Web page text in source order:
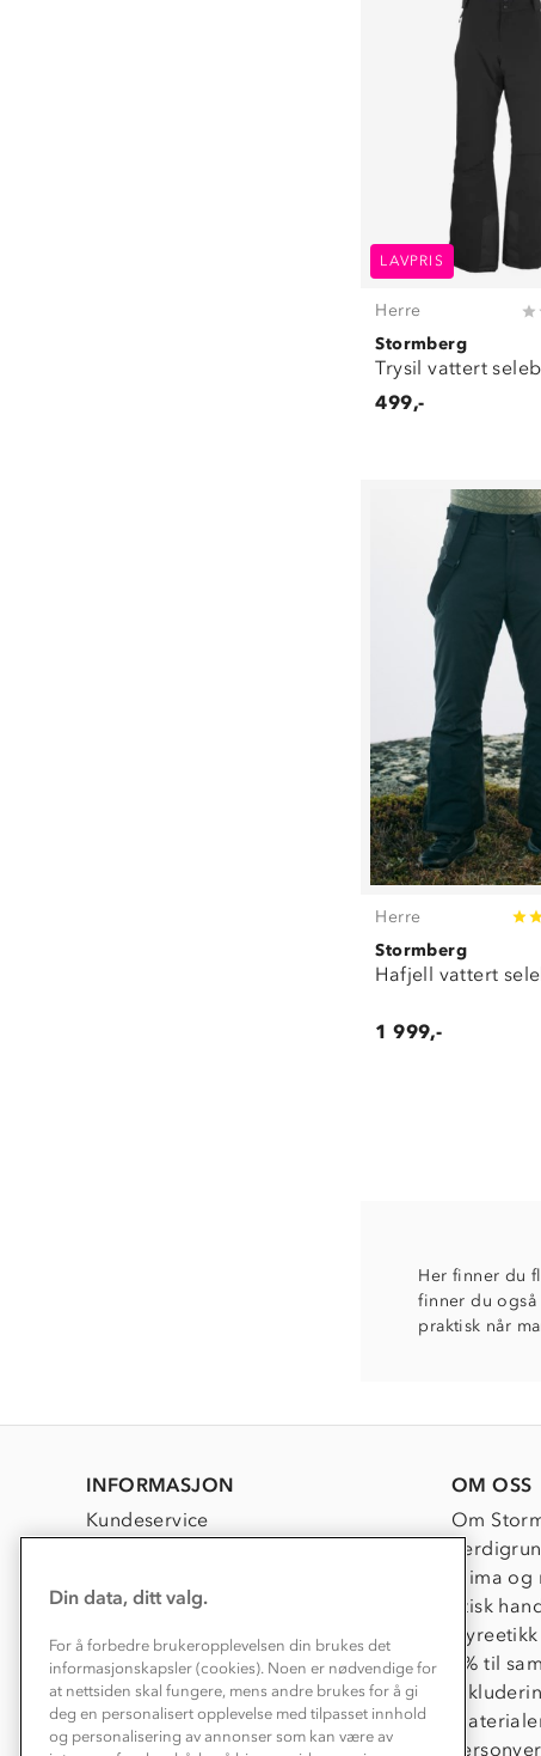
LAVPRIS
Herre
Stormberg
Trysil vattert
499,-
Herre
Stormberg
Hafjell vattert
1 999,-
Her finner du
finner du
praktisk når
INFORMASJON
Kundeservice
Kundeklubb
Våre butikker
Bedrift, barnehage og SFO
Presse
OM OSS
Om
Klima
Etisk
Dyreetikk
1% til
Din data, ditt valg.
For å forbedre brukeropplevelsen din brukes det
informasjonskapsler (cookies). Noen er nødvendige for
at nettsiden skal fungere, mens andre brukes for å gi
deg en personalisert opplevelse med tilpasset innhold
og personalisering av annonser som kan være av